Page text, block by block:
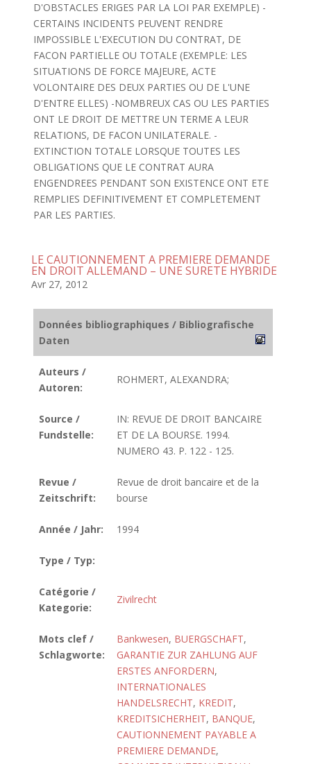
D'OBSTACLES ERIGES PAR LA LOI PAR EXEMPLE) -
CERTAINS INCIDENTS PEUVENT RENDRE
IMPOSSIBLE L'EXECUTION DU CONTRAT, DE
FACON PARTIELLE OU TOTALE (EXEMPLE: LES
SITUATIONS DE FORCE MAJEURE, ACTE
VOLONTAIRE DES DEUX PARTIES OU DE L'UNE
D'ENTRE ELLES) -NOMBREUX CAS OU LES PARTIES
ONT LE DROIT DE METTRE UN TERME A LEUR
RELATIONS, DE FACON UNILATERALE. -
EXTINCTION TOTALE LORSQUE TOUTES LES
OBLIGATIONS QUE LE CONTRAT AURA
ENGENDREES PENDANT SON EXISTENCE ONT ETE
REMPLIES DEFINITIVEMENT ET COMPLETEMENT
PAR LES PARTIES.
LE CAUTIONNEMENT A PREMIERE DEMANDE
EN DROIT ALLEMAND – UNE SURETE HYBRIDE
Avr 27, 2012
Données bibliographiques / Bibliografische
Daten
Auteurs /
Autoren:
ROHMERT, ALEXANDRA;
Source /
Fundstelle:
IN: REVUE DE DROIT BANCAIRE
ET DE LA BOURSE. 1994.
NUMERO 43. P. 122 - 125.
Revue /
Zeitschrift:
Revue de droit bancaire et de la
bourse
Année / Jahr: 1994
Type / Typ:
Catégorie /
Kategorie:
Zivilrecht
Mots clef /
Schlagworte:
Bankwesen, BUERGSCHAFT,
GARANTIE ZUR ZAHLUNG AUF
ERSTES ANFORDERN,
INTERNATIONALES
HANDELSRECHT, KREDIT,
KREDITSICHERHEIT, BANQUE,
CAUTIONNEMENT PAYABLE A
PREMIERE DEMANDE,